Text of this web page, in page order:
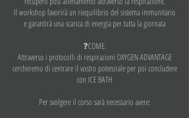
Il workshop favorirà un riequilibrio del sistema immunitario
e garantirà una scarica di energia per tutta la giornata
❓COME.
Attraverso i protocolli di respirazioni OXYGEN ADVANTAGE
cercheremo di centrare il vostro potenziale per poi concludere
con ICE BATH
Per svolgere il corso sarà necessario avere: